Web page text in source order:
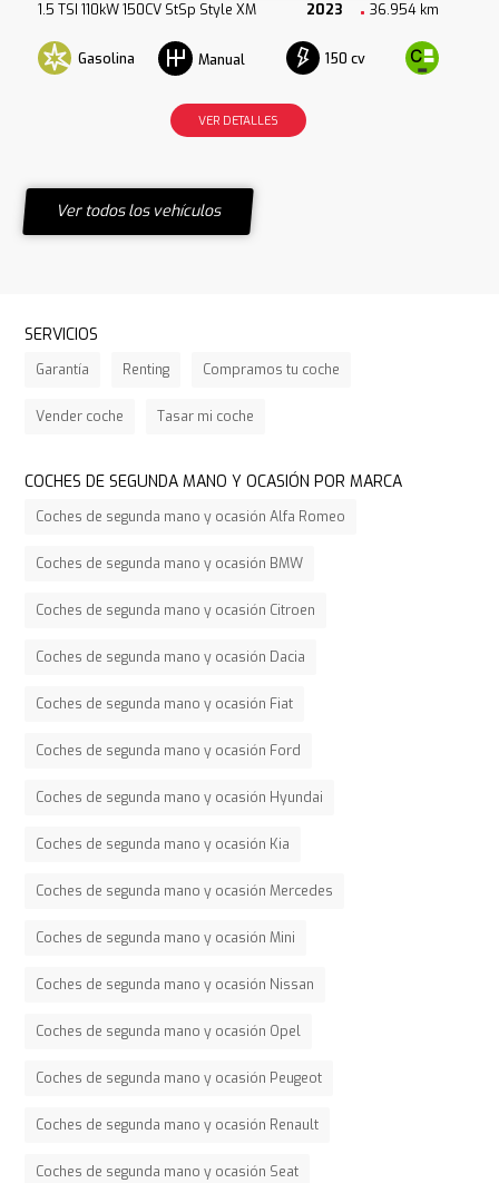
1.5 TSI 110kW 150CV StSp Style XM 2023 36.954 km
Gasolina Manual 150 cv
VER DETALLES
Ver todos los vehículos
SERVICIOS
Garantía Renting Compramos tu coche
Vender coche Tasar mi coche
COCHES DE SEGUNDA MANO Y OCASIÓN POR MARCA
Coches de segunda mano y ocasión Alfa Romeo
Coches de segunda mano y ocasión BMW
Coches de segunda mano y ocasión Citroen
Coches de segunda mano y ocasión Dacia
Coches de segunda mano y ocasión Fiat
Coches de segunda mano y ocasión Ford
Coches de segunda mano y ocasión Hyundai
Coches de segunda mano y ocasión Kia
Coches de segunda mano y ocasión Mercedes
Coches de segunda mano y ocasión Mini
Coches de segunda mano y ocasión Nissan
Coches de segunda mano y ocasión Opel
Coches de segunda mano y ocasión Peugeot
Coches de segunda mano y ocasión Renault
Coches de segunda mano y ocasión Seat